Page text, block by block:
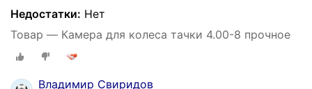
Недостатки: Нет
Товар — Камера для колеса тачки 4.00-8 прочное
Владимир Свиридов